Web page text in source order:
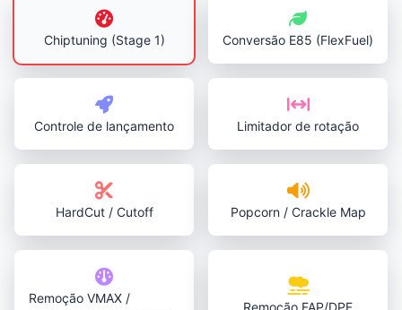
Chiptuning (Stage 1) Conversão E85 (FlexFuel)
Controle de lançamento Limitador de rotação
HardCut / Cutoff Popcorn / Crackle Map
Remoção VMAX /
Remoção FAP/DPF